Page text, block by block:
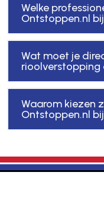
Welke
Ontstoppen.nl
Wat moet je
rioolverstopping
Waarom kiezen
Ontstoppen.nl